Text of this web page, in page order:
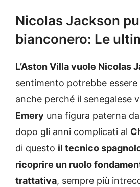
Nicolas Jackson
bianconero: Le
L’Aston Villa vuole Nicolas
sentimento potrebbe
anche perché il senegalese
Emery una figura paterna
dopo gli anni complicati al
di questo il tecnico
ricoprire un ruolo
trattativa, sempre più